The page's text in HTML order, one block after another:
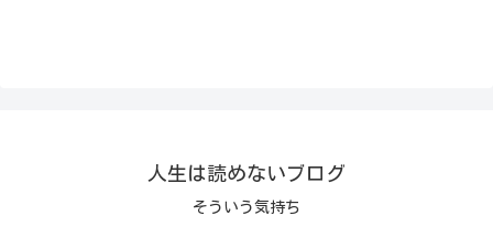
人生は読めないブログ
そういう気持ち